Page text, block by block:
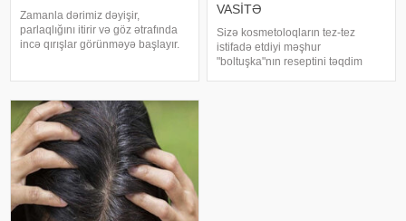
Zamanla dərimiz dəyişir,
parlaqlığını itirir və göz ətrafında
incə qırışlar görünməyə başlayır.
biləcəyinin sirlərini bölüşüblər.
Parıltısı
VASİTƏ
Sizə kosmetoloqların tez-tez
istifadə etdiyi məşhur
"boltuşka"nın reseptini təqdim